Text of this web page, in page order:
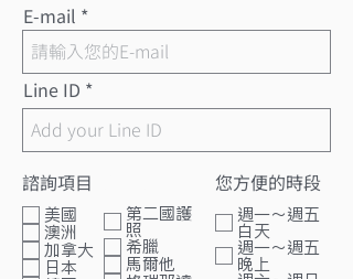
E-mail
Line ID
諮詢項目
美國
澳洲
加拿大
日本
第二國護
照
希臘
馬爾他
您方便的時段
週一～週五
白天
週一～週五
晚上